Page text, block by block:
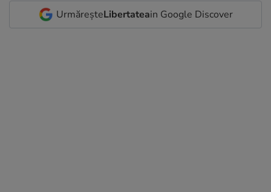
UrmăreșteLibertateain Google Discover